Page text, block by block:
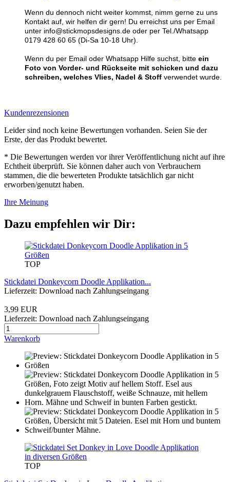
Wenn du dennoch nicht weiter kommst, nimm gerne zu uns
Kontakt auf, wir helfen dir gern! Du erreichst uns per Email
unter info@stickmopsdesigns.de oder per Tel./Whatsapp
0179 428 60 65 (Di-Sa 10-18 Uhr).
Wenn du per Email oder Whatsapp Hilfe suchst, bitte ein
Foto von Vorder- und Rückseite mit schicken und dazu
schreiben, welches Vlies, Nadel & Stoff verwendet wurde.
Kundenrezensionen
Leider sind noch keine Bewertungen vorhanden. Seien Sie der
Erste, der das Produkt bewertet.
* Die Bewertungen werden vor ihrer Veröffentlichung nicht auf ihre
Echtheit überprüft. Sie können daher auch von Verbrauchern
stammen, die die bewerteten Produkte tatsächlich gar nicht
erworben/genutzt haben.
Ihre Meinung
Dazu empfehlen wir Dir:
TOP
Stickdatei Donkeycorn Doodle Applikation...
Lieferzeit: Download nach Zahlungseingang
3,99 EUR
Lieferzeit: Download nach Zahlungseingang
Warenkorb
TOP